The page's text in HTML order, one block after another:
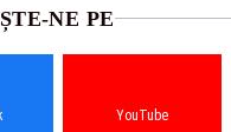
NE PE
YouTube